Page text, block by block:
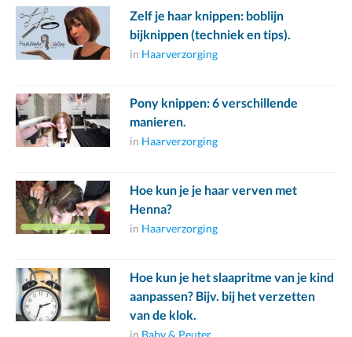
Zelf je haar knippen: boblijn
bijknippen (techniek en tips).
in Haarverzorging
Pony knippen: 6 verschillende
manieren.
in Haarverzorging
Hoe kun je je haar verven met
Henna?
in Haarverzorging
Hoe kun je het slaapritme van je kind
aanpassen? Bijv. bij het verzetten
van de klok.